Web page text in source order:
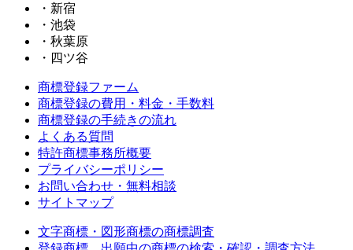
・新宿
・池袋
・秋葉原
・四ツ谷
商標登録ファーム
商標登録の費用・料金・手数料
商標登録の手続きの流れ
よくある質問
特許商標事務所概要
プライバシーポリシー
お問い合わせ・無料相談
サイトマップ
文字商標・図形商標の商標調査